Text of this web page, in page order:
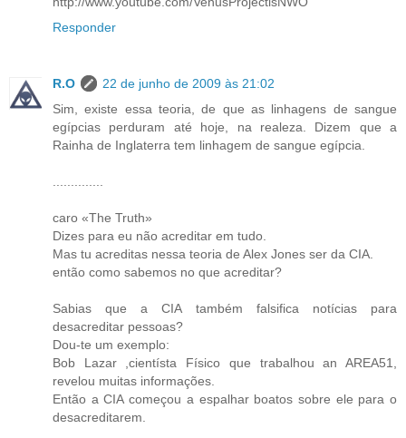
Responder
R.O
22 de junho de 2009 às 21:02
Sim, existe essa teoria, de que as linhagens de sangue
egípcias perduram até hoje, na realeza. Dizem que a
Rainha de Inglaterra tem linhagem de sangue egípcia.
caro «The Truth»
Dizes para eu não acreditar em tudo.
Mas tu acreditas nessa teoria de Alex Jones ser da CIA.
então como sabemos no que acreditar?
Sabias que a CIA também falsifica notícias para
desacreditar pessoas?
Dou-te um exemplo:
Bob Lazar ,cientísta Físico que trabalhou an AREA51,
revelou muitas informações.
Então a CIA começou a espalhar boatos sobre ele para o
desacreditarem.